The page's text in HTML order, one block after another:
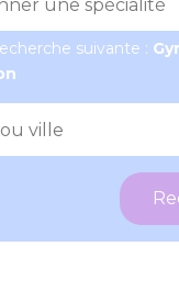
suivante :